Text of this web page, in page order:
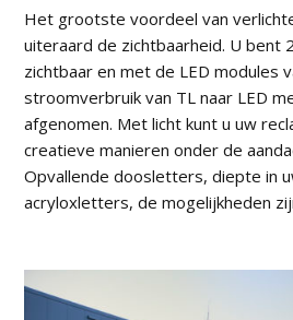
Het grootste voordeel van
uiteraard de zichtbaarheid. U bent
zichtbaar en met de LED modules
stroomverbruik van TL naar LED
afgenomen. Met licht kunt u uw
creatieve manieren onder de
Opvallende doosletters, diepte in
acryloxletters, de mogelijkheden